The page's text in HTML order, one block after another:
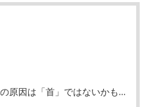
首の痛み、本当の原因は「首」ではないかもしれません